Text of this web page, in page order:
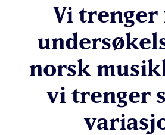
Vi
norsk
vi trenger